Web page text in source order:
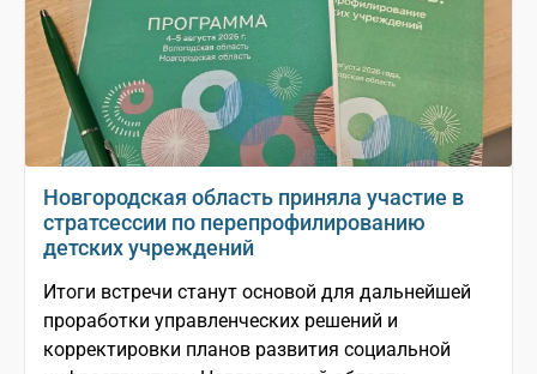
Новгородская область приняла участие в
стратсессии по перепрофилированию
детских учреждений
Итоги встречи станут основой для дальнейшей
проработки управленческих решений и
корректировки планов развития социальной